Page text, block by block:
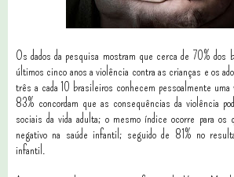
Os dados da pesquisa mostram que cerca de 70% dos
últimos cinco anos a violência contra as crianças e os
três a cada 10 brasileiros conhecem pessoalmente
83% concordam que as consequências da violência
sociais da vida adulta; o mesmo índice ocorre para
negativo na saúde infantil; seguido de 81% no
infantil.